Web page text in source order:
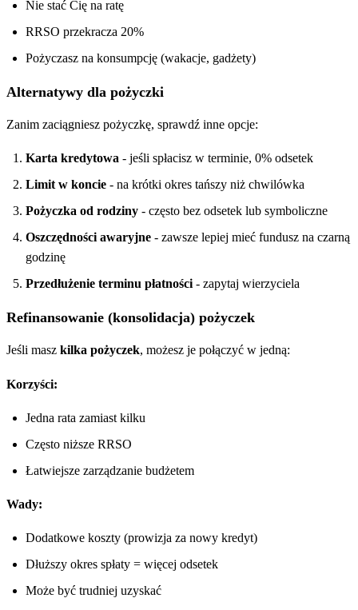
Nie stać Cię na ratę
RRSO przekracza 20%
Pożyczasz na konsumpcję (wakacje, gadżety)
Alternatywy dla pożyczki
Zanim zaciągniesz pożyczkę, sprawdź inne opcje:
Karta kredytowa - jeśli spłacisz w terminie, 0% odsetek
Limit w koncie - na krótki okres tańszy niż chwilówka
Pożyczka od rodziny - często bez odsetek lub symboliczne
Oszczędności awaryjne - zawsze lepiej mieć fundusz na czarną
godzinę
Przedłużenie terminu płatności - zapytaj wierzyciela
Refinansowanie (konsolidacja) pożyczek
Jeśli masz kilka pożyczek, możesz je połączyć w jedną:
Korzyści:
Jedna rata zamiast kilku
Często niższe RRSO
Łatwiejsze zarządzanie budżetem
Wady:
Dodatkowe koszty (prowizja za nowy kredyt)
Dłuższy okres spłaty = więcej odsetek
Może być trudniej uzyskać